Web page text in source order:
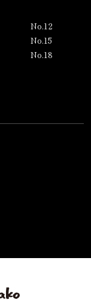
No.12
No.15
No.18